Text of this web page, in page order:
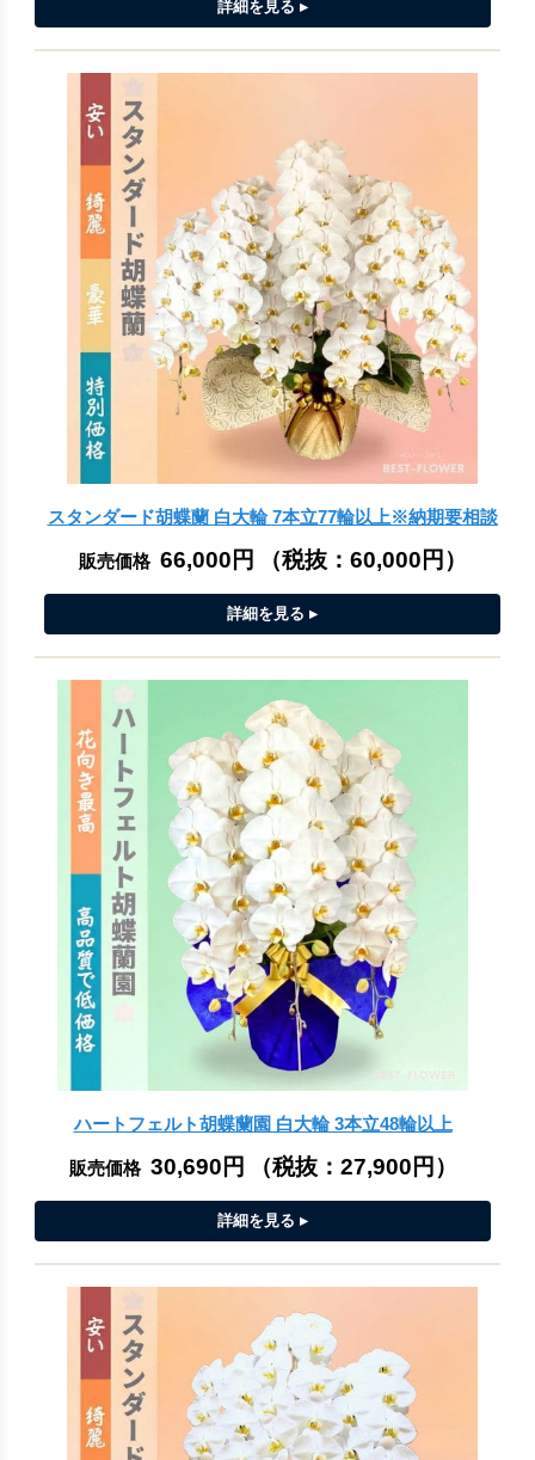
スタンダード胡蝶蘭 白大輪 7本立77輪以上※納期要相談
販売価格 66,000円 （税抜： 60,000円 ）
ハートフェルト胡蝶蘭園 白大輪 3本立48輪以上
販売価格 30,690円 （税抜： 27,900円 ）